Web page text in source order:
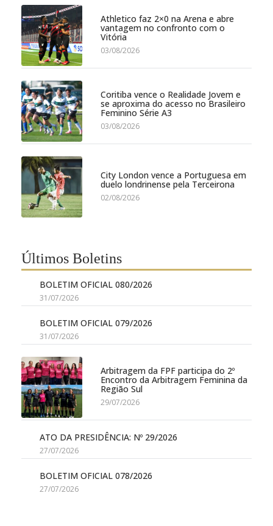
Athletico faz 2×0 na Arena e abre
vantagem no confronto com o
Vitória
03/08/2026
Coritiba vence o Realidade Jovem e
se aproxima do acesso no Brasileiro
Feminino Série A3
03/08/2026
City London vence a Portuguesa em
duelo londrinense pela Terceirona
02/08/2026
Últimos Boletins
BOLETIM OFICIAL 080/2026
31/07/2026
BOLETIM OFICIAL 079/2026
31/07/2026
Arbitragem da FPF participa do 2º
Encontro da Arbitragem Feminina da
Região Sul
29/07/2026
ATO DA PRESIDÊNCIA: Nº 29/2026
27/07/2026
BOLETIM OFICIAL 078/2026
27/07/2026